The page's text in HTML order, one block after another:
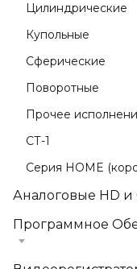
Цилиндрические
Купольные
Сферические
Поворотные
Прочее
СТ-1
Серия HOME
Аналоговые HD и
Программное